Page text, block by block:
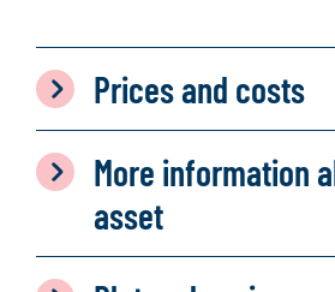
Prices and costs
More information
asset